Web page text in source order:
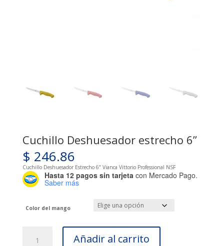
Cuchillo Deshuesador estrecho 6’’
$ 246.86
Cuchillo Deshuesador Estrecho 6’’ Vianca Vittorio Professional NSF
Hasta 12 pagos sin tarjeta con Mercado Pago.
Saber más
Color del mango
Deshuesador
Añadir al carrito